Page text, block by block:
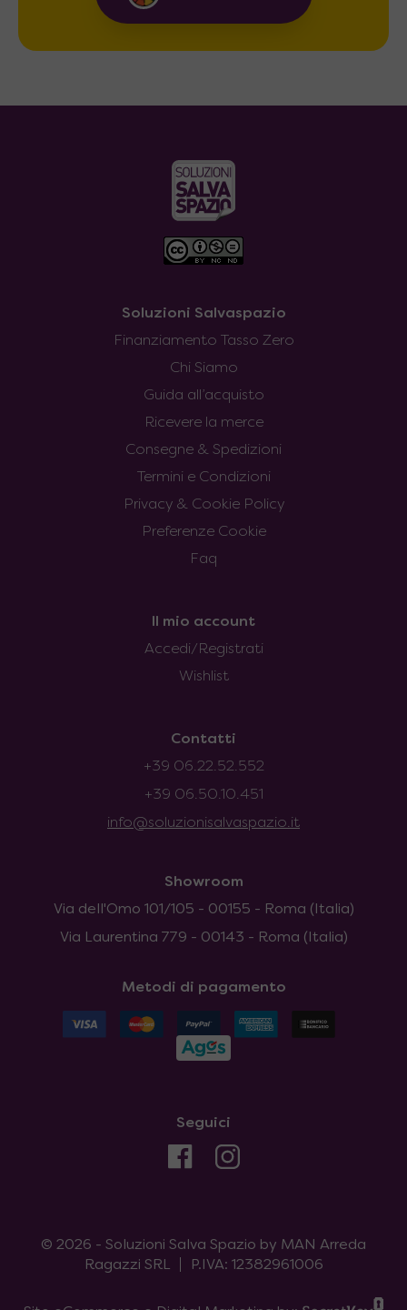
Soluzioni Salvaspazio
Finanziamento Tasso Zero
Chi Siamo
Guida all’acquisto
Ricevere la merce
Consegne & Spedizioni
Termini e Condizioni
Privacy & Cookie Policy
Preferenze Cookie
Faq
Il mio account
Accedi/Registrati
Wishlist
Contatti
+39 06.22.52.552
+39 06.50.10.451
info@soluzionisalvaspazio.it
Showroom
Via dell'Omo 101/105 - 00155 - Roma (Italia)
Via Laurentina 779 - 00143 - Roma (Italia)
Metodi di pagamento
Seguici
© 2026 - Soluzioni Salva Spazio by MAN Arreda
Ragazzi SRL
P.IVA: 12382961006